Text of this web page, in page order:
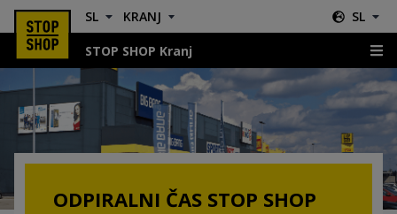
SL KRANJ SL
STOP SHOP Kranj
Odpiralni Časi
ODPIRALNI ČAS STOP SHOP